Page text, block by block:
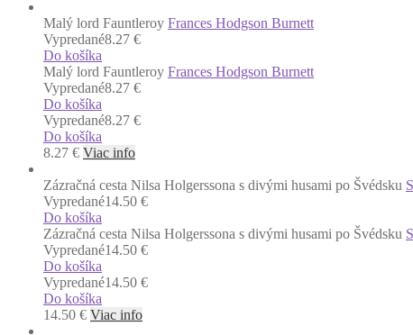
Malý lord Fauntleroy Frances Hodgson Burnett
Vypredané8.27 €
Do košíka
Malý lord Fauntleroy Frances Hodgson Burnett
Vypredané8.27 €
Do košíka
Vypredané8.27 €
Do košíka
8.27 € Viac info
Zázračná cesta Nilsa Holgerssona s divými husami po Švédsku
Vypredané14.50 €
Do košíka
Zázračná cesta Nilsa Holgerssona s divými husami po Švédsku
Vypredané14.50 €
Do košíka
Vypredané14.50 €
Do košíka
14.50 € Viac info